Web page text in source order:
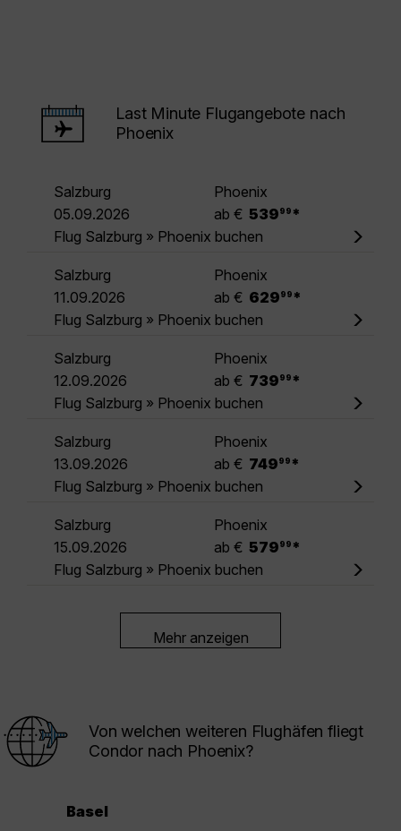
Last Minute Flugangebote nach
Phoenix
Salzburg
Phoenix
05.09.2026
ab € 539 99 *
Flug Salzburg » Phoenix buchen
Salzburg
Phoenix
11.09.2026
ab € 629 99 *
Flug Salzburg » Phoenix buchen
Salzburg
Phoenix
12.09.2026
ab € 739 99 *
Flug Salzburg » Phoenix buchen
Salzburg
Phoenix
13.09.2026
ab € 749 99 *
Flug Salzburg » Phoenix buchen
Salzburg
Phoenix
15.09.2026
ab € 579 99 *
Flug Salzburg » Phoenix buchen
Mehr anzeigen
Von welchen weiteren Flughäfen fliegt
Condor nach Phoenix?
Basel